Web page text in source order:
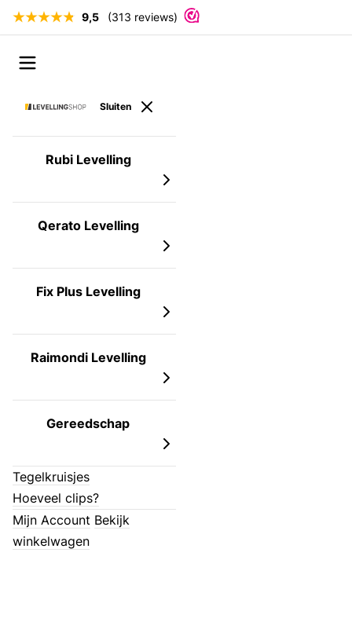
9,5 (313 reviews)
Open menu
Sluiten
Rubi Levelling
Qerato Levelling
Fix Plus Levelling
Raimondi Levelling
Gereedschap
Tegelkruisjes
Hoeveel clips?
Mijn Account Bekijk
winkelwagen